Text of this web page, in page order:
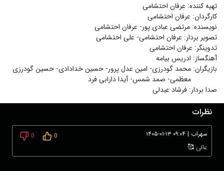
تهیه کننده: عرفان احتشامی
کارگردان: عرفان احتشامی
نویسنده: مرتضی عبادی پور- عرفان احتشامی
تصویر بردار: عرفان احتشامی- علی احتشامی
تدوینگر: عرفان احتشامی
آهنگساز: ادریس بیامه
بازیگران: محمد گودرزی- امین عدل پرور- حسین خدادادی- حسین گودرزی
معظمی- صمد شمس- آیدا دارابی فرد
صدا بردار: فرشاد عبدلی
نظرات
سهراب | ۱۴۰۵-۰۱-۱۳ ۰۹:۰۴ 0
0
عالی 🥰